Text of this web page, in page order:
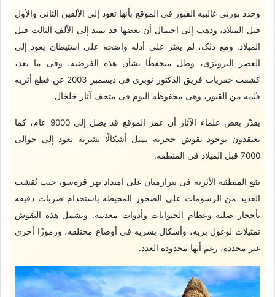
وحدد بورنی غالبیه القبور فی الموقع بأنها تعود إلى الألفین الثانی والأول
قبل المیلاد، وذهب إلى احتمال أن بعضها قد یمتد إلى الألف الثالث قبل
المیلاد. ومع ذلک، لم یعثر على أدله واضحه على استیطان یعود إلى
العصر البرونزی، وظل متحفظًا بشأن هذه الفرضیه. وفی ما بعد،
کشفت حفریات فریق الدکتور نوبری فی دیسمبر 2003 عن قطع أثریه
قیّمه من القبور، وهی محفوظه الیوم فی متحف آثار خلخال.
یقدّر بعض علماء الآثار أن عمر الموقع قد یصل إلى 9000 عام، کما
یعتقدون بوجود نقوش حجریه تمثل أشکالًا بشریه تعود إلى حوالی
7000 قبل المیلاد فی المنطقه.
تقع المنطقه الأثریه فی بیرازمیان على امتداد نهر قره‌سو، حیث نُقشت
العدید من الرسومات على الصخور المحیطه باستخدام ضربات دقیقه
بأحجار صلبه وعظام الحیوانات وأدوات معدنیه. وتشمل هذه النقوش
تمثیلات لوعول بریه، وأشکال بشریه فی أوضاع مختلفه، ورموزًا أخرى
غیر محدده، رغم أنها محدوده العدد.